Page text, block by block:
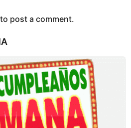
to post a comment.